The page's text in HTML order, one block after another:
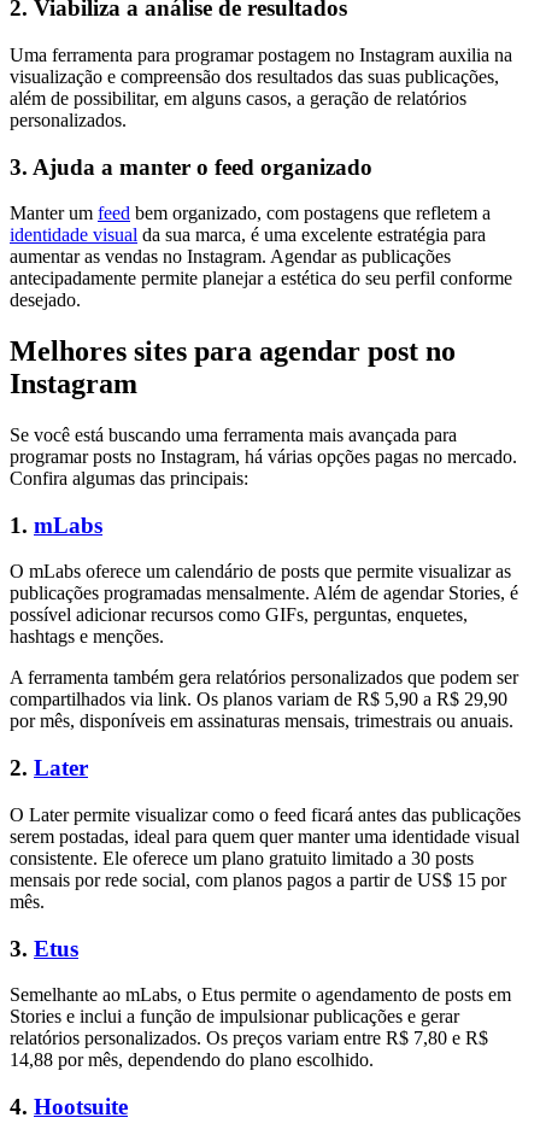
2. Viabiliza a análise de resultados
Uma ferramenta para programar postagem no Instagram auxilia na
visualização e compreensão dos resultados das suas publicações,
além de possibilitar, em alguns casos, a geração de relatórios
personalizados.
3. Ajuda a manter o feed organizado
Manter um feed bem organizado, com postagens que refletem a
identidade visual da sua marca, é uma excelente estratégia para
aumentar as vendas no Instagram. Agendar as publicações
antecipadamente permite planejar a estética do seu perfil conforme
desejado.
Melhores sites para agendar post no
Instagram
Se você está buscando uma ferramenta mais avançada para
programar posts no Instagram, há várias opções pagas no mercado.
Confira algumas das principais:
1. mLabs
O mLabs oferece um calendário de posts que permite visualizar as
publicações programadas mensalmente. Além de agendar Stories, é
possível adicionar recursos como GIFs, perguntas, enquetes,
hashtags e menções.
A ferramenta também gera relatórios personalizados que podem ser
compartilhados via link. Os planos variam de R$ 5,90 a R$ 29,90
por mês, disponíveis em assinaturas mensais, trimestrais ou anuais.
2. Later
O Later permite visualizar como o feed ficará antes das publicações
serem postadas, ideal para quem quer manter uma identidade visual
consistente. Ele oferece um plano gratuito limitado a 30 posts
mensais por rede social, com planos pagos a partir de US$ 15 por
mês.
3. Etus
Semelhante ao mLabs, o Etus permite o agendamento de posts em
Stories e inclui a função de impulsionar publicações e gerar
relatórios personalizados. Os preços variam entre R$ 7,80 e R$
14,88 por mês, dependendo do plano escolhido.
4. Hootsuite